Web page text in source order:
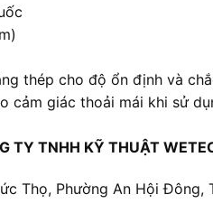
thép cho độ ổn định và
cảm giác thoải mái khi sử
TY TNHH KỸ THUẬT
Thọ, Phường An Hội Đông,